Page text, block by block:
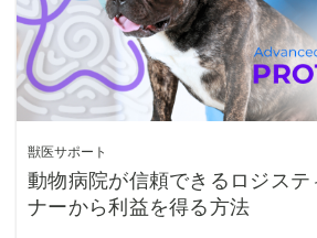
獣医サポート
動物病院が信頼できるロジステ
ナーから利益を得る方法